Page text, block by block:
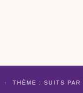
· THÈME : SUITS PAR